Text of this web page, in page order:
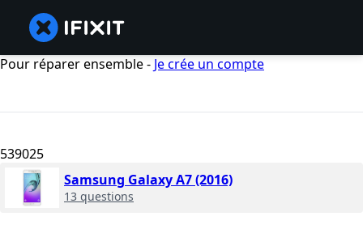
Pour réparer ensemble - Je crée un compte
539025
Samsung Galaxy A7 (2016)
13 questions